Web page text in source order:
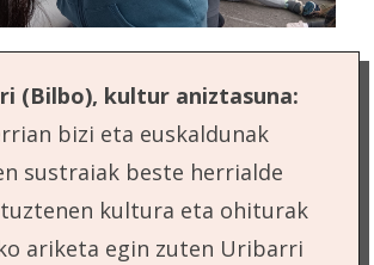
(Bilbo), kultur aniztasuna:
bizi eta euskaldunak
sustraiak beste herrialde
kultura eta ohiturak
ariketa egin zuten Uribarri